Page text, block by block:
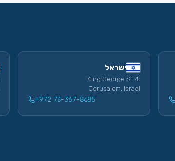
ישראל
King George St 4,
Jerusalem, Israel
+972 73-367-8685